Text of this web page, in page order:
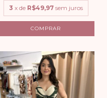
3 x de R$49,97 sem juros
COMPRAR